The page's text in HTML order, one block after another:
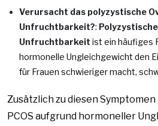
Verursacht das polyzystische
Unfruchtbarkeit?:
Unfruchtbarkeit ist ein häufiges
hormonelle Ungleichgewicht den
für Frauen schwieriger macht,
Zusätzlich zu diesen
PCOS aufgrund hormoneller